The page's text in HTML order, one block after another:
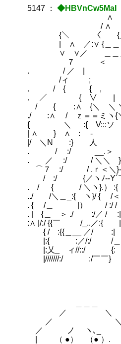
5147 ： ◆HBVnCw5MaI
∧
/ ∧ .
{＼ 〈 {＿＿
| ∧ ／:∨ {＿＿＿
∨ ∨／ ＿＿
７ ＜
. / ／ |
/ィ ;
. / { { , ￣
. ／ { ∨ | {＼ ﾊ }
/ { :∧ {＼ ＼ ＼
./ :∧ / ｚ＝＝ミヽ{
{ ＼ :{ V:::ソ
| ∧ } ∧ :
|/ ＼N :}
. / :/ __.
. ／ :/ / ＼
⌒７ :/ / .ｒ＜＼
/ :/ {／ヽﾉ--
. / { / ＼ヽ}.）
../ /＼＿_:{ ヽ
. { /＿ |） / :/ / }＼
. | {＿ ＞ ./ :/／ / :| ..
:∧ |/:/ {{￣ /_..／:{
{ / :{{＿__
|:{ :／/:/ /＿＞-
|:乂_ ィ//::/
|///////:/ :/￣￣}
／ ＼ 【
／ ＼
／ ノ ヽ､_ ＼ い
| （ ●） （● ）
騒動に巻き込まれる～ (13)
ようです (17)
る夫の恋愛事情(ペルソナ風味)～ (56)
(9)